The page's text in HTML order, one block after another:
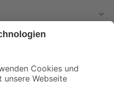
Aktionen mehr verpassen!